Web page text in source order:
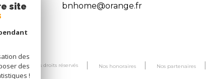
bnhome@orange.fr
© 2026 | Tous droits réservés Nos honoraires Nos partenaires
site
des
des
!